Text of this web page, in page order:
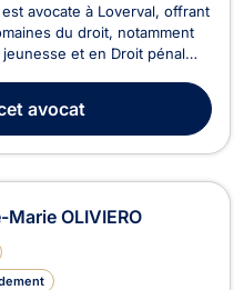
avocate à Loverval, offrant
du droit, notamment
et en Droit pénal
et professionnel, adapté à
avocat
OLIVIERO